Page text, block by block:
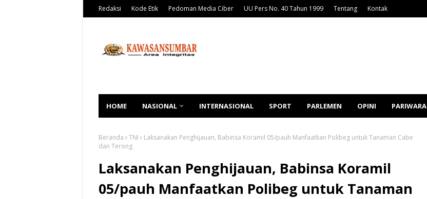
Redaksi Kode Etik Pedoman Media Ciber UU Pers No. 40 Tahun 1999 Tentang Kontak
HOME NASIONAL INTERNASIONAL SPORT PARLEMEN OPINI PARIWARA
Beranda TNI
Laksanakan Penghijauan, Babinsa Koramil 05/pauh Manfaatkan Polibeg untuk Tanaman Cabe
dan Terong
Laksanakan Penghijauan, Babinsa Koramil
05/pauh Manfaatkan Polibeg untuk Tanaman